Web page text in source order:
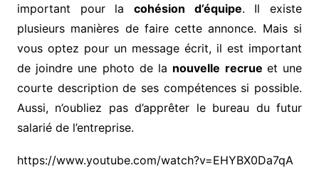
important pour la cohésion d’équipe. Il existe
plusieurs manières de faire cette annonce. Mais si
vous optez pour un message écrit, il est important
de joindre une photo de la nouvelle recrue et une
courte description de ses compétences si possible.
Aussi, n’oubliez pas d’apprêter le bureau du futur
salarié de l’entreprise.
https://www.youtube.com/watch?v=EHYBX0Da7qA